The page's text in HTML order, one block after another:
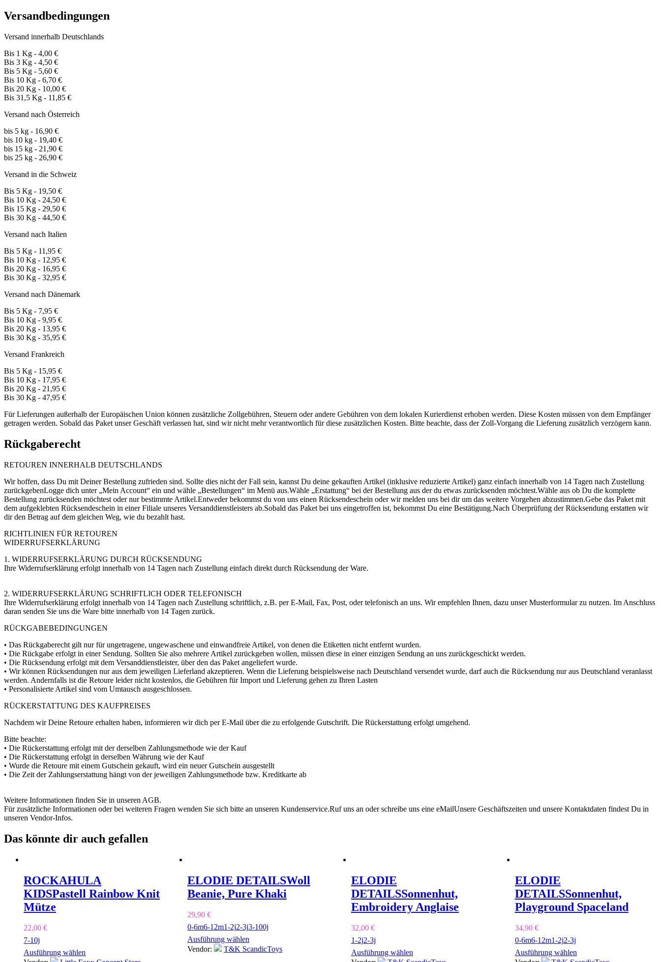
Versandbedingungen
Versand innerhalb Deutschlands
Bis 1 Kg - 4,00 €
Bis 3 Kg - 4,50 €
Bis 5 Kg - 5,60 €
Bis 10 Kg - 6,70 €
Bis 20 Kg - 10,00 €
Bis 31,5 Kg - 11,85 €
Versand nach Österreich
bis 5 kg - 16,90 €
bis 10 kg - 19,40 €
bis 15 kg - 21,90 €
bis 25 kg - 26,90 €
Versand in die Schweiz
Bis 5 Kg - 19,50 €
Bis 10 Kg - 24,50 €
Bis 15 Kg - 29,50 €
Bis 30 Kg - 44,50 €
Versand nach Italien
Bis 5 Kg - 11,95 €
Bis 10 Kg - 12,95 €
Bis 20 Kg - 16,95 €
Bis 30 Kg - 32,95 €
Versand nach Dänemark
Bis 5 Kg - 7,95 €
Bis 10 Kg - 9,95 €
Bis 20 Kg - 13,95 €
Bis 30 Kg - 35,95 €
Versand Frankreich
Bis 5 Kg - 15,95 €
Bis 10 Kg - 17,95 €
Bis 20 Kg - 21,95 €
Bis 30 Kg - 47,95 €
Für Lieferungen außerhalb der Europäischen Union können zusätzliche Zollgebühren, Steuern oder andere Gebühren von dem lokalen Kurierdienst erhoben werden. Diese Kosten müssen von dem Empfänger
getragen werden. Sobald das Paket unser Geschäft verlassen hat, sind wir nicht mehr verantwortlich für diese zusätzlichen Kosten. Bitte beachte, dass der Zoll-Vorgang die Lieferung zusätzlich verzögern kann.
Rückgaberecht
RETOUREN INNERHALB DEUTSCHLANDS
Wir hoffen, dass Du mit Deiner Bestellung zufrieden sind. Sollte dies nicht der Fall sein, kannst Du deine gekauften Artikel (inklusive reduzierte Artikel) ganz einfach innerhalb von 14 Tagen nach Zustellung
zurückgebenLogge dich unter „Mein Account“ ein und wähle „Bestellungen“ im Menü aus.Wähle „Erstattung“ bei der Bestellung aus der du etwas zurücksenden möchtest.Wähle aus ob Du die komplette
Bestellung zurücksenden möchtest oder nur bestimmte Artikel.Entweder bekommst du von uns einen Rücksendeschein oder wir melden uns bei dir um das weitere Vorgehen abzustimmen.Gebe das Paket mit
dem aufgeklebten Rücksendeschein in einer Filiale unseres Versanddienstleisters ab.Sobald das Paket bei uns eingetroffen ist, bekommst Du eine Bestätigung.Nach Überprüfung der Rücksendung erstatten wir
dir den Betrag auf dem gleichen Weg, wie du bezahlt hast.
RICHTLINIEN FÜR RETOUREN
WIDERRUFSERKLÄRUNG
1. WIDERRUFSERKLÄRUNG DURCH RÜCKSENDUNG
Ihre Widerrufserklärung erfolgt innerhalb von 14 Tagen nach Zustellung einfach direkt durch Rücksendung der Ware.
2. WIDERRUFSERKLÄRUNG SCHRIFTLICH ODER TELEFONISCH
Ihre Widerrufserklärung erfolgt innerhalb von 14 Tagen nach Zustellung schriftlich, z.B. per E-Mail, Fax, Post, oder telefonisch an uns. Wir empfehlen Ihnen, dazu unser Musterformular zu nutzen. Im Anschluss
daran senden Sie uns die Ware bitte innerhalb von 14 Tagen zurück.
RÜCKGABEBEDINGUNGEN
• Das Rückgaberecht gilt nur für ungetragene, ungewaschene und einwandfreie Artikel, von denen die Etiketten nicht entfernt wurden.
• Die Rückgabe erfolgt in einer Sendung. Sollten Sie also mehrere Artikel zurückgeben wollen, müssen diese in einer einzigen Sendung an uns zurückgeschickt werden.
• Die Rücksendung erfolgt mit dem Versanddienstleister, über den das Paket angeliefert wurde.
• Wir können Rücksendungen nur aus dem jeweiligen Lieferland akzeptieren. Wenn die Lieferung beispielsweise nach Deutschland versendet wurde, darf auch die Rücksendung nur aus Deutschland veranlasst
werden. Andernfalls ist die Retoure leider nicht kostenlos, die Gebühren für Import und Lieferung gehen zu Ihren Lasten
• Personalisierte Artikel sind vom Umtausch ausgeschlossen.
RÜCKERSTATTUNG DES KAUFPREISES
Nachdem wir Deine Retoure erhalten haben, informieren wir dich per E-Mail über die zu erfolgende Gutschrift. Die Rückerstattung erfolgt umgehend.
Bitte beachte:
• Die Rückerstattung erfolgt mit der derselben Zahlungsmethode wie der Kauf
• Die Rückerstattung erfolgt in derselben Währung wie der Kauf
• Wurde die Retoure mit einem Gutschein gekauft, wird ein neuer Gutschein ausgestellt
• Die Zeit der Zahlungserstattung hängt von der jeweiligen Zahlungsmethode bzw. Kreditkarte ab
Weitere Informationen finden Sie in unseren AGB.
Für zusätzliche Informationen oder bei weiteren Fragen wenden Sie sich bitte an unseren Kundenservice.Ruf uns an oder schreibe uns eine eMailUnsere Geschäftszeiten und unsere Kontaktdaten findest Du in
unseren Vendor-Infos.
Das könnte dir auch gefallen
ROCKAHULA
KIDSPastell Rainbow Knit
Mütze
22,00 €
7-10j
Ausführung wählen
ELODIE DETAILSWoll
Beanie, Pure Khaki
29,90 €
0-6m6-12m1-2j2-3j3-100j
Ausführung wählen
Vendor:
T&K ScandicToys
ELODIE
DETAILSSonnenhut,
Embroidery Anglaise
32,00 €
1-2j2-3j
Ausführung wählen
ELODIE
DETAILSSonnenhut,
Playground Spaceland
34,90 €
0-6m6-12m1-2j2-3j
Ausführung wählen